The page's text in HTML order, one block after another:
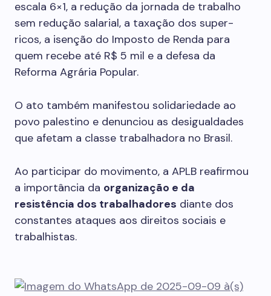
escala 6×1, a redução da jornada de trabalho
sem redução salarial, a taxação dos super-
ricos, a isenção do Imposto de Renda para
quem recebe até R$ 5 mil e a defesa da
Reforma Agrária Popular.
O ato também manifestou solidariedade ao
povo palestino e denunciou as desigualdades
que afetam a classe trabalhadora no Brasil.
Ao participar do movimento, a APLB reafirmou
a importância da organização e da
resistência dos trabalhadores diante dos
constantes ataques aos direitos sociais e
trabalhistas.